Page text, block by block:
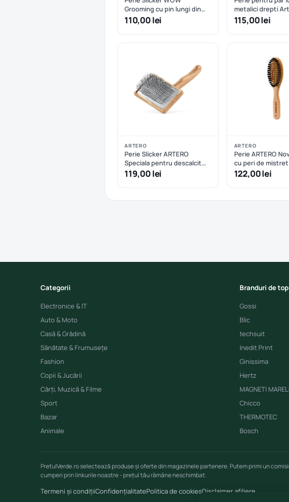
Grooming cu pin lungi din
inox
110,00 lei
metalici drepti
M
115,00 lei
ARTERO
Perie Slicker ARTERO
Speciala pentru descalcit
Nature Collection L
119,00 lei
ARTERO
Perie ARTERO
cu peri de mistret
122,00 lei
Categorii
Electronice & IT
Auto & Moto
Casă & Grădină
Sănătate & Frumusețe
Fashion
Copii & Jucării
Cărți, Muzică & Filme
Sport
Bazar
Animale
Branduri de top
Gossi
Blic
techsuit
Inedit Print
Ginissima
Hertz
MAGNETI
Chicco
THERMOTEC
Bosch
PretulVerde.ro selectează produse și oferte din magazinele partenere. Putem primi un
cumperi prin linkurile noastre - prețul tău rămâne neschimbat.
Termeni și condițiiConfidențialitatePolitica de cookiesDisclaimer afiliere